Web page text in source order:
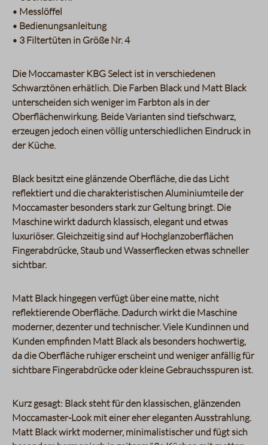
• Messlöffel
• Bedienungsanleitung
• 3 Filtertüten in Größe Nr. 4
Die Moccamaster KBG Select ist in verschiedenen
Schwarztönen erhätlich. Die Farben Black und Matt Black
unterscheiden sich weniger im Farbton als in der
Oberflächenwirkung. Beide Varianten sind tiefschwarz,
erzeugen jedoch einen völlig unterschiedlichen Eindruck in
der Küche.
Black besitzt eine glänzende Oberfläche, die das Licht
reflektiert und die charakteristischen Aluminiumteile der
Moccamaster besonders stark zur Geltung bringt. Die
Maschine wirkt dadurch klassisch, elegant und etwas
luxuriöser. Gleichzeitig sind auf Hochglanzoberflächen
Fingerabdrücke, Staub und Wasserflecken etwas schneller
sichtbar.
Matt Black hingegen verfügt über eine matte, nicht
reflektierende Oberfläche. Dadurch wirkt die Maschine
moderner, dezenter und technischer. Viele Kundinnen und
Kunden empfinden Matt Black als besonders hochwertig,
da die Oberfläche ruhiger erscheint und weniger anfällig für
sichtbare Fingerabdrücke oder kleine Gebrauchsspuren ist.
Kurz gesagt: Black steht für den klassischen, glänzenden
Moccamaster-Look mit einer eher eleganten Ausstrahlung.
Matt Black wirkt moderner, minimalistischer und fügt sich